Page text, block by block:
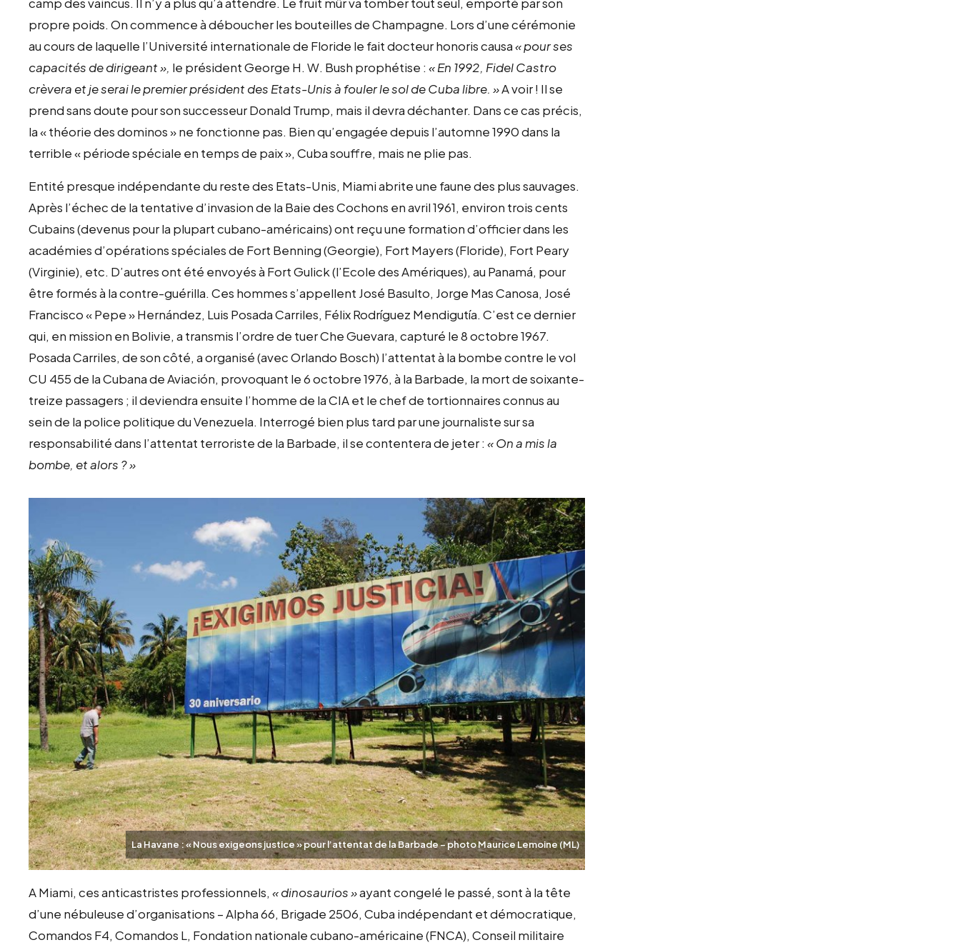
propre poids. On commence à déboucher les bouteilles de Champagne. Lors d’une cérémonie
au cours de laquelle l’Université internationale de Floride le fait docteur honoris causa« pour ses
capacités de dirigeant », le président George H. W. Bush prophétise :« En 1992, Fidel Castro
crèvera et je serai le premier président des Etats-Unis à fouler le sol de Cuba libre. »A voir ! Il se
prend sans doute pour son successeur Donald Trump, mais il devra déchanter. Dans ce cas précis,
la « théorie des dominos » ne fonctionne pas. Bien qu’engagée depuis l’automne 1990 dans la
terrible « période spéciale en temps de paix », Cuba souffre, mais ne plie pas.
Entité presque indépendante du reste des Etats-Unis, Miami abrite une faune des plus sauvages.
Après l’échec de la tentative d’invasion de la Baie des Cochons en avril 1961, environ trois cents
Cubains (devenus pour la plupart cubano-américains) ont reçu une formation d’officier dans les
académies d’opérations spéciales de Fort Benning (Georgie), Fort Mayers (Floride), Fort Peary
(Virginie), etc. D’autres ont été envoyés à Fort Gulick (l’Ecole des Amériques), au Panamá, pour
être formés à la contre-guérilla. Ces hommes s’appellent José Basulto, Jorge Mas Canosa, José
Francisco « Pepe » Hernández, Luis Posada Carriles, Félix Rodríguez Mendigutía. C’est ce dernier
qui, en mission en Bolivie, a transmis l’ordre de tuer Che Guevara, capturé le 8 octobre 1967.
Posada Carriles, de son côté, a organisé (avec Orlando Bosch) l’attentat à la bombe contre le vol
CU 455 de la Cubana de Aviación, provoquant le 6 octobre 1976, à la Barbade, la mort de soixante-
treize passagers ; il deviendra ensuite l’homme de la CIA et le chef de tortionnaires connus au
sein de la police politique du Venezuela. Interrogé bien plus tard par une journaliste sur sa
responsabilité dans l’attentat terroriste de la Barbade, il se contentera de jeter :« On a mis la
bombe, et alors ? »
La Havane : « Nous exigeons justice » pour l’attentat de la Barbade – photo Maurice Lemoine (ML)
A Miami, ces anticastristes professionnels,« dinosaurios »ayant congelé le passé, sont à la tête
d’une nébuleuse d’organisations – Alpha 66, Brigade 2506, Cuba indépendant et démocratique,
Comandos F4, Comandos L, Fondation nationale cubano-américaine (FNCA), Conseil militaire